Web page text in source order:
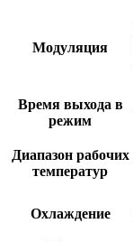
Модуляция
Время выхода в
режим
Диапазон рабочих
температур
Охлаждение